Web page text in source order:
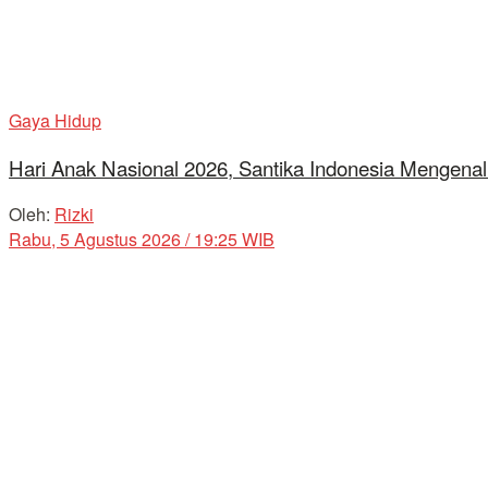
Gaya Hidup
Hari Anak Nasional 2026, Santika Indonesia
Oleh: Rizki
Rabu, 5 Agustus 2026 / 19:25 WIB